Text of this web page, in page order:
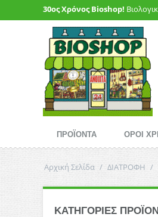
30ος Χρόνος Bioshop!
ΠΡΟΪΟΝΤΑ ΟΡΟΙ
Αρχική Σελίδα / ΔΙΑΤΡΟΦΗ /
ΚΑΤΗΓΟΡΙΕΣ